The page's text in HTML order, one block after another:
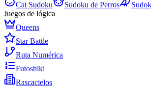
Cat Sudoku
Sudoku de Perros
Juegos de lógica
Queens
Star Battle
Ruta Numérica
Futoshiki
Rascacielos